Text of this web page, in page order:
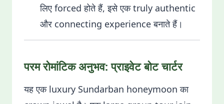
लिए forced होते हैं, इसे एक truly authentic
और connecting experience बनाते हैं।
परम रोमांटिक अनुभव: प्राइवेट बोट चार्टर
यह एक luxury Sundarban honeymoon का